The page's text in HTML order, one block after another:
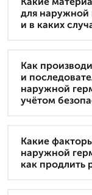
для наружной
и в каких
Как
и
наружной
учётом
Какие
наружной
как продлить